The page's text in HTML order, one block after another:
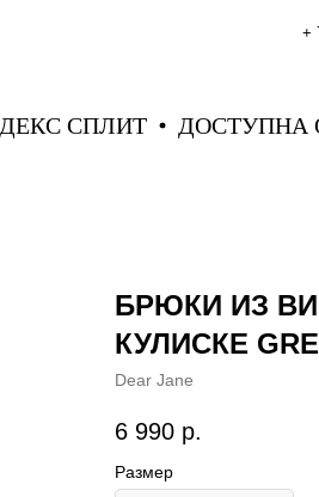
СПЛИТ
БРЮКИ ИЗ
КУЛИСКЕ
Dear Jane
6 990 р.
Размер